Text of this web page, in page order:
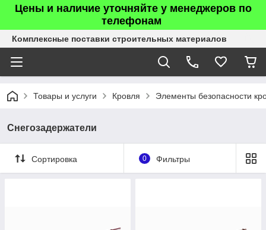
Цены и наличие уточняйте у менеджеров по
телефонам
Комплексные поставки строительных материалов
Товары и услуги Кровля Элементы безопасности
Снегозадержатели
Сортировка 0 Фильтры